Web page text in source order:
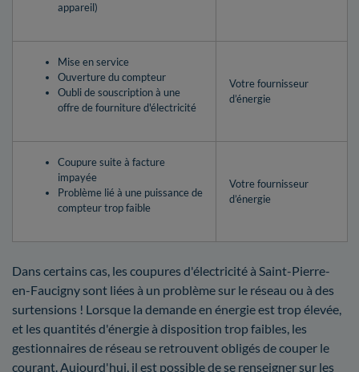
appareil)
Mise en service
Ouverture du compteur
Oubli de souscription à une
offre de fourniture d'électricité
Votre fournisseur
d’énergie
Coupure suite à facture
impayée
Problème lié à une puissance de
compteur trop faible
Votre fournisseur
d’énergie
Dans certains cas, les coupures d'électricité à Saint-Pierre-
en-Faucigny sont liées à un problème sur le réseau ou à des
surtensions ! Lorsque la demande en énergie est trop élevée,
et les quantités d'énergie à disposition trop faibles, les
gestionnaires de réseau se retrouvent obligés de couper le
courant. Aujourd'hui, il est possible de se renseigner sur les